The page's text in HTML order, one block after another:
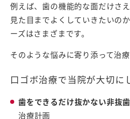
例えば、歯の機能的な面だけさ
見た目までよくしていきたいの
ーズはさまざまです。
そのような悩みに寄り添って治療
口ゴボ治療で当院が大切に
歯をできるだけ抜かない非抜
治療計画